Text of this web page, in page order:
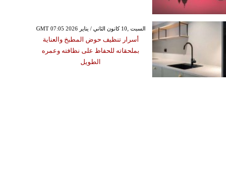
GMT 07:05 2026 السبت ,10 كانون الثاني / يناير
أسرار تنظيف حوض المطبخ والعناية
بملحقاته للحفاظ على نظافته وعمره
الطويل